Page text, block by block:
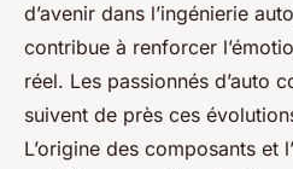
d’avenir dans l’ingénierie
contribue à renforcer
réel. Les passionnés d’auto
suivent de près ces
L’origine des composants et